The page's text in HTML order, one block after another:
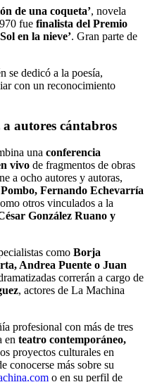
de una coqueta’, novela
fue finalista del Premio
en la nieve’. Gran parte de
se dedicó a la poesía,
con un reconocimiento
autores cántabros
una conferencia
vivo de fragmentos de obras
a ocho autores y autoras,
Fernando Echevarría
otros vinculados a la
González Ruano y
como Borja
Andrea Puente o Juan
correrán a cargo de
, actores de La Machina
profesional con más de tres
en teatro contemporáneo,
proyectos culturales en
conocerse más sobre su
o en su perfil de